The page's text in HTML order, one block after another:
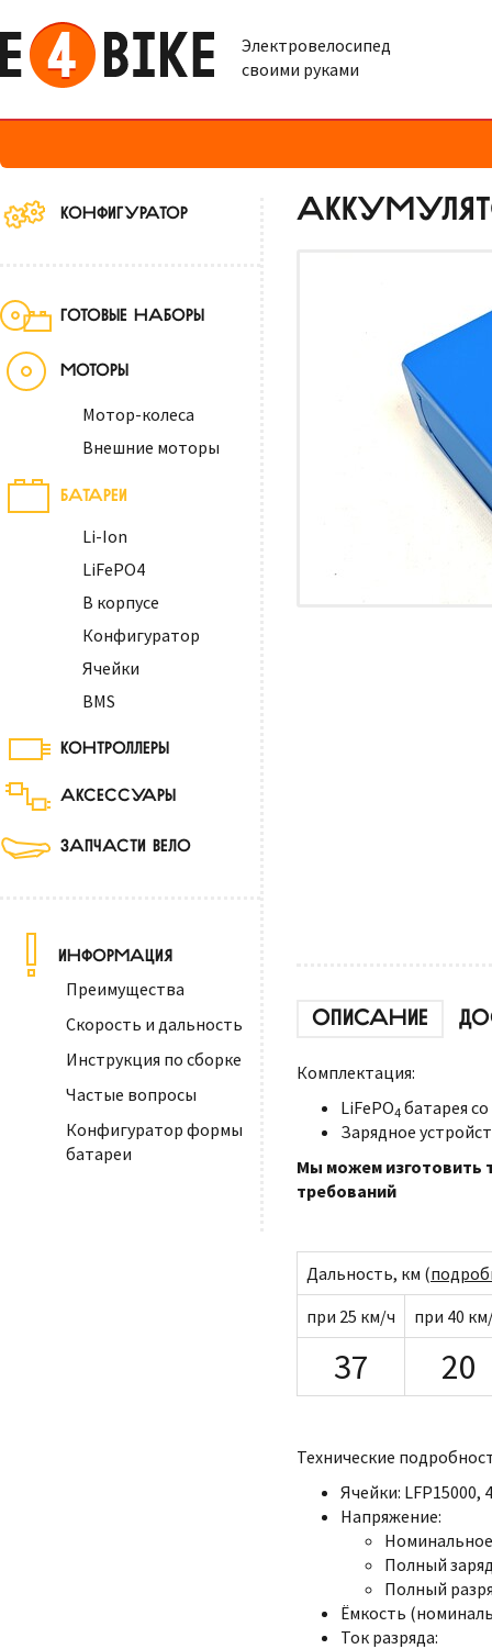
Электровелосипед
своими руками
КОНФИГУРАТОР
ГОТОВЫЕ НАБОРЫ
МОТОРЫ
Мотор-колеса
Внешние моторы
БАТАРЕИ
Li-Ion
LiFePO4
В корпусе
Конфигуратор
Ячейки
BMS
КОНТРОЛЛЕРЫ
АКСЕССУАРЫ
ЗАПЧАСТИ ВЕЛО
ИНФОРМАЦИЯ
Преимущества
Скорость и дальность
Инструкция по сборке
Частые вопросы
Конфигуратор формы
батареи
ОПИСАНИЕ
Комплектация:
LiFePO4 батарея
Зарядное
Мы можем изготовить
требований
Дальность, км (
при 25 км/ч
при 40
37 20
Технические
Ячейки: LFP15000,
Напряжение:
Полный
Полный
Ёмкость
Ток разряда: